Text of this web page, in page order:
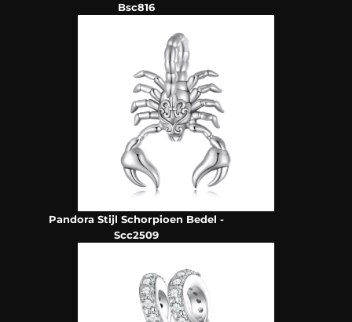
Bsc816
Pandora Stijl Schorpioen Bedel -
Scc2509